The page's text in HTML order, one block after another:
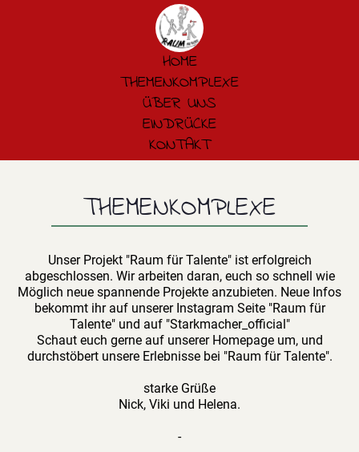
HOME
THEMENKOMPLEXE
ÜBER UNS
EINDRÜCKE
KONTAKT
THEMENKOMPLEXE
Unser Projekt "Raum für Talente" ist erfolgreich
abgeschlossen. Wir arbeiten daran, euch so schnell wie
Möglich neue spannende Projekte anzubieten. Neue Infos
bekommt ihr auf unserer Instagram Seite "Raum für
Talente" und auf "Starkmacher_official"
Schaut euch gerne auf unserer Homepage um, und
durchstöbert unsere Erlebnisse bei "Raum für Talente".
starke Grüße
Nick, Viki und Helena.
-